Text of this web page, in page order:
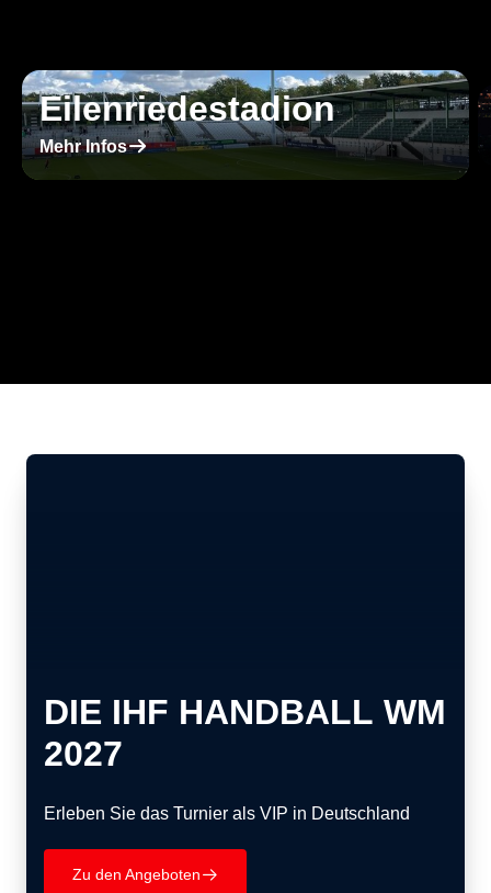
Eilenriedestadion
Mehr Infos􀄫
DIE IHF HANDBALL WM
2027
Erleben Sie das Turnier als VIP in Deutschland
Zu den Angeboten􀄫